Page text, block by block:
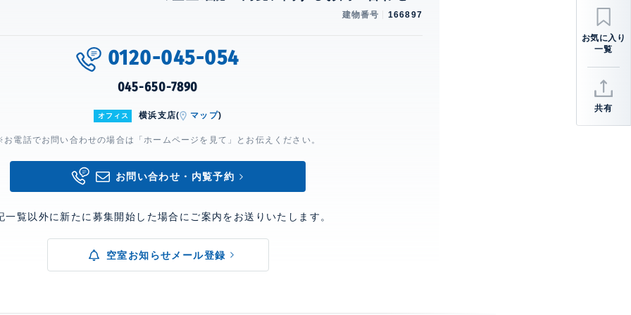
建物番号 166897
0120-045-054
045-650-7890
オフィス 横浜支店( マップ)
電話でお問い合わせの場合は「ホームページを見て」とお伝えください。
お問い合わせ・内覧予約
一覧以外に新たに募集開始した場合にご案内をお送りいたします。
空室お知らせメール登録
共有